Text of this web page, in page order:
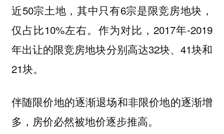
近50宗土地，其中只有6宗是限竞房地块，
仅占比10%左右。作为对比，2017年-2019
年出让的限竞房地块分别高达32块、41块和
21块。
伴随限价地的逐渐退场和非限价地的逐渐增
多，房价必然被地价逐步推高。